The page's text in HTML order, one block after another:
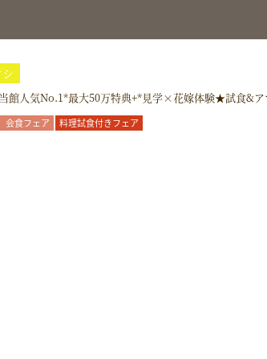
館人気No.1*最大50万特典+*見学×花嫁体験★試食&ア
会食フェア 料理試食付きフェア